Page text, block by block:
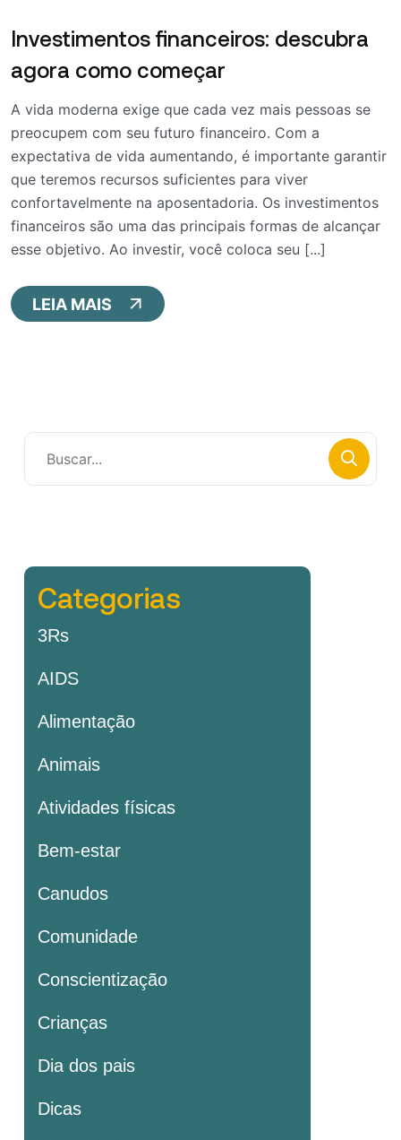
Investimentos financeiros: descubra
agora como começar
A vida moderna exige que cada vez mais pessoas se
preocupem com seu futuro financeiro. Com a
expectativa de vida aumentando, é importante garantir
que teremos recursos suficientes para viver
confortavelmente na aposentadoria. Os investimentos
financeiros são uma das principais formas de alcançar
esse objetivo. Ao investir, você coloca seu [...]
LEIA MAIS
Categorias
3Rs
AIDS
Alimentação
Animais
Atividades físicas
Bem-estar
Canudos
Comunidade
Conscientização
Crianças
Dia dos pais
Dicas